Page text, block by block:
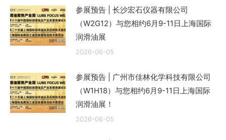
参展预告 | 长沙宏石仪器有限公司
（W2G12）与您相约6月9-11日上海国际
润滑油展
2026-06-05
参展预告 | 广州市佳林化学科技有限公司
（W1H18）与您相约6月9-11日上海国际
润滑油展！
2026-06-05